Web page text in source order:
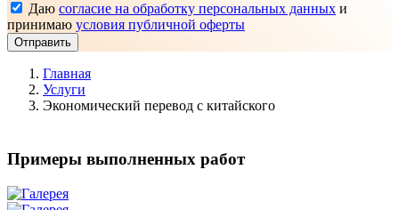
Даю согласие на обработку персональных данных и
принимаю условия публичной оферты
Отправить
Главная
Услуги
Экономический перевод с китайского
Примеры выполненных работ